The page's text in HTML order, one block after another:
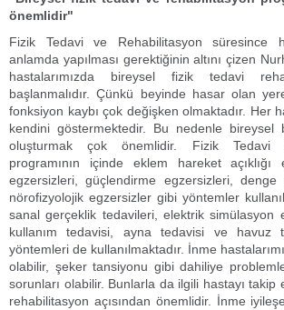
önemlidir"
Fizik Tedavi ve Rehabilitasyon süresince
anlamda yapılması gerektiğinin altını çizen
hastalarımızda bireysel fizik tedavi
başlanmalıdır. Çünkü beyinde hasar olan
fonksiyon kaybı çok değişken olmaktadır. Her
kendini göstermektedir. Bu nedenle bireysel
oluşturmak çok önemlidir. Fizik Tedavi
programının içinde eklem hareket açıklığı
egzersizleri, güçlendirme egzersizleri, denge
nörofizyolojik egzersizler gibi yöntemler
sanal gerçeklik tedavileri, elektrik simülasyon
kullanım tedavisi, ayna tedavisi ve havuz
yöntemleri de kullanılmaktadır. İnme
olabilir, şeker tansiyonu gibi dahiliye
sorunları olabilir. Bunlarla da ilgili hastayı takip
rehabilitasyon açısından önemlidir. İnme